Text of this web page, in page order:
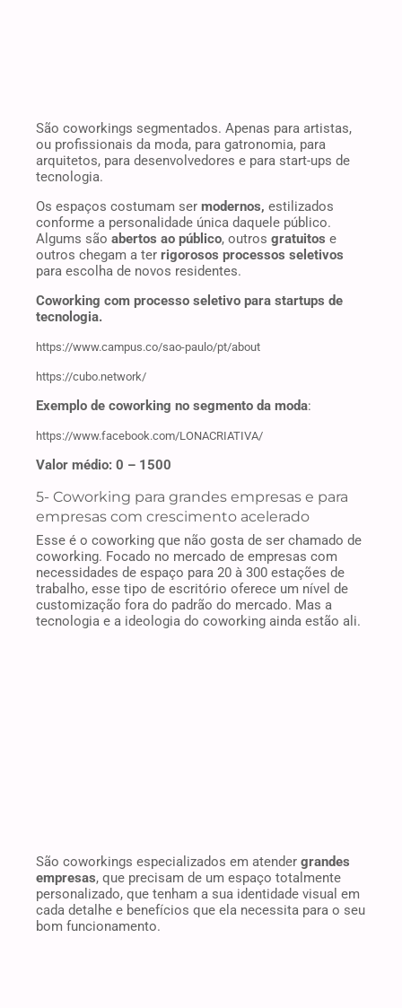
São coworkings segmentados. Apenas para artistas,
ou profissionais da moda, para gatronomia, para
arquitetos, para desenvolvedores e para start-ups de
tecnologia.
Os espaços costumam ser modernos, estilizados
conforme a personalidade única daquele público.
Algums são abertos ao público, outros gratuitos e
outros chegam a ter rigorosos processos seletivos
para escolha de novos residentes.
Coworking com processo seletivo para startups de
tecnologia.
https://www.campus.co/sao-paulo/pt/about
https://cubo.network/
Exemplo de coworking no segmento da moda:
https://www.facebook.com/LONACRIATIVA/
Valor médio: 0 – 1500
5- Coworking para grandes empresas e para
empresas com crescimento acelerado
Esse é o coworking que não gosta de ser chamado de
coworking. Focado no mercado de empresas com
necessidades de espaço para 20 à 300 estações de
trabalho, esse tipo de escritório oferece um nível de
customização fora do padrão do mercado. Mas a
tecnologia e a ideologia do coworking ainda estão ali.
São coworkings especializados em atender grandes
empresas, que precisam de um espaço totalmente
personalizado, que tenham a sua identidade visual em
cada detalhe e benefícios que ela necessita para o seu
bom funcionamento.